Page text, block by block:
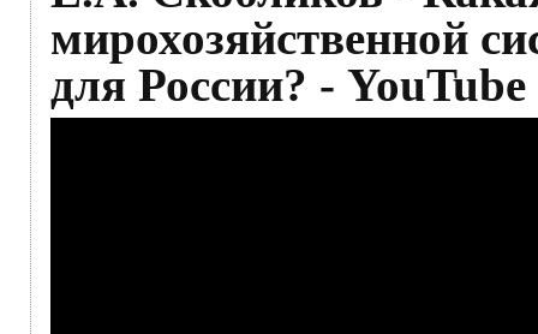
мирохозяйственной
для России? - YouTube